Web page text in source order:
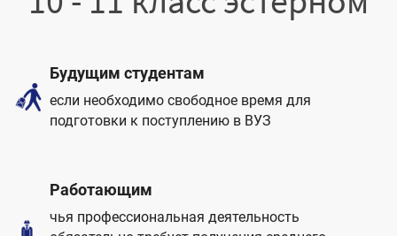
Будущим студентам
если необходимо свободное время для
подготовки к поступлению в ВУЗ
Работающим
чья профессиональная деятельность